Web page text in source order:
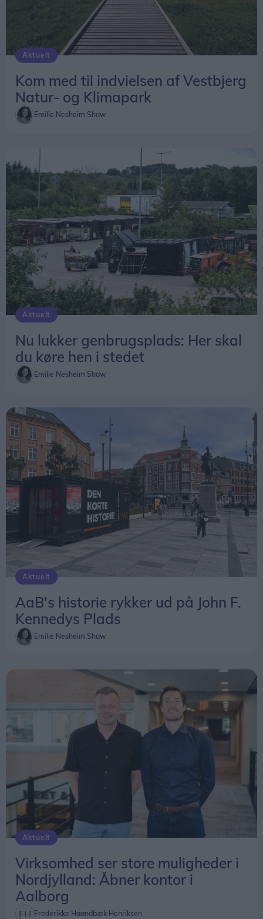
Aktuelt
Kom med til indvielsen af Vestbjerg
Natur- og Klimapark
Emilie Nesheim Shaw
Aktuelt
Nu lukker genbrugsplads: Her skal
du køre hen i stedet
Emilie Nesheim Shaw
Aktuelt
AaB's historie rykker ud på John F.
Kennedys Plads
Emilie Nesheim Shaw
Aktuelt
Virksomhed ser store muligheder i
Nordjylland: Åbner kontor i
Aalborg
Frederikke Haandbæk Henriksen